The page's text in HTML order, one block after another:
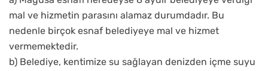
mal ve hizmetin parasını alamaz durumdadır. Bu
nedenle birçok esnaf belediyeye mal ve hizmet
vermemektedir.
b) Belediye, kentimize su sağlayan denizden içme suyu